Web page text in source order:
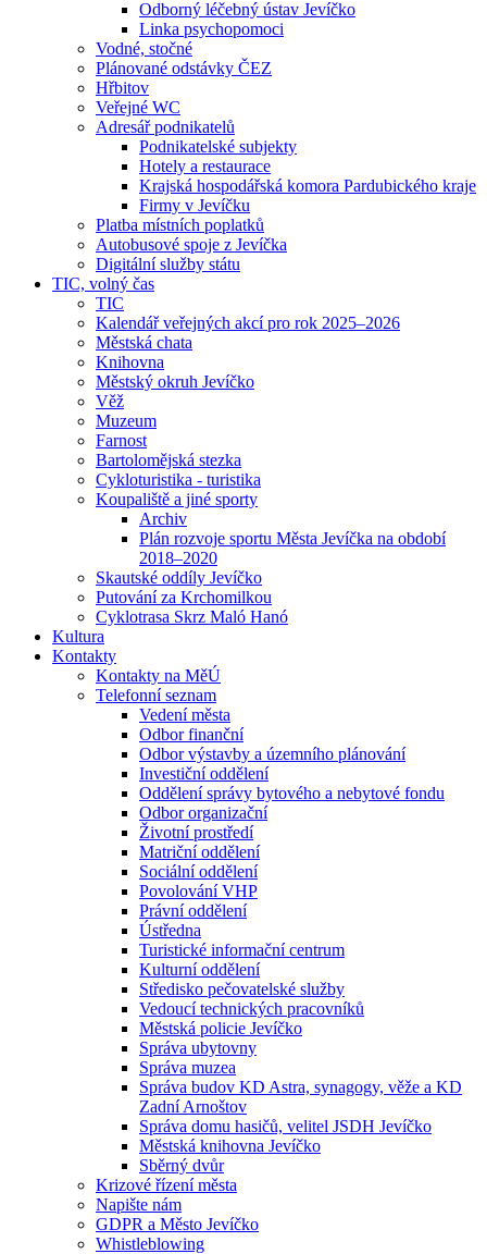
Odborný léčebný ústav Jevíčko
Linka psychopomoci
Vodné, stočné
Plánované odstávky ČEZ
Hřbitov
Veřejné WC
Adresář podnikatelů
Podnikatelské subjekty
Hotely a restaurace
Krajská hospodářská komora Pardubického kraje
Firmy v Jevíčku
Platba místních poplatků
Autobusové spoje z Jevíčka
Digitální služby státu
TIC, volný čas
TIC
Kalendář veřejných akcí pro rok 2025–2026
Městská chata
Knihovna
Městský okruh Jevíčko
Věž
Muzeum
Farnost
Bartolomějská stezka
Cykloturistika - turistika
Koupaliště a jiné sporty
Archiv
Plán rozvoje sportu Města Jevíčka na období
2018–2020
Skautské oddíly Jevíčko
Putování za Krchomilkou
Cyklotrasa Skrz Maló Hanó
Kultura
Kontakty
Kontakty na MěÚ
Telefonní seznam
Vedení města
Odbor finanční
Odbor výstavby a územního plánování
Investiční oddělení
Oddělení správy bytového a nebytové fondu
Odbor organizační
Životní prostředí
Matriční oddělení
Sociální oddělení
Povolování VHP
Právní oddělení
Ústředna
Turistické informační centrum
Kulturní oddělení
Středisko pečovatelské služby
Vedoucí technických pracovníků
Městská policie Jevíčko
Správa ubytovny
Správa muzea
Správa budov KD Astra, synagogy, věže a KD
Zadní Arnoštov
Správa domu hasičů, velitel JSDH Jevíčko
Městská knihovna Jevíčko
Sběrný dvůr
Krizové řízení města
Napište nám
GDPR a Město Jevíčko
Whistleblowing